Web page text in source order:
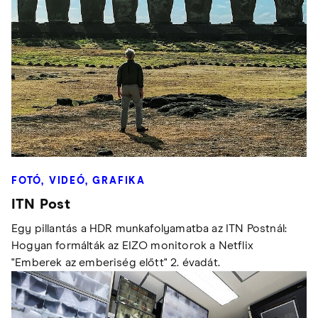
FOTÓ, VIDEÓ, GRAFIKA
ITN Post
Egy pillantás a HDR munkafolyamatba az ITN Postnál:
Hogyan formálták az EIZO monitorok a Netflix
"Emberek az emberiség előtt" 2. évadát.